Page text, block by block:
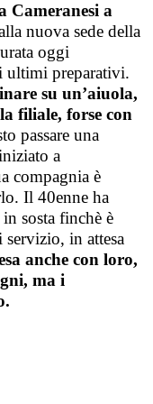
Cameranesi a
nuova sede della
oggi
ultimi preparativi.
su un’aiuola,
filiale, forse con
passare una
a
compagnia è
Il 40enne ha
sosta finchè è
in attesa
anche con loro,
ma i